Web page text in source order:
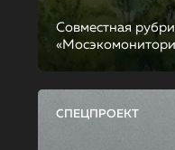
Совместная
СПЕЦПРОЕКТ